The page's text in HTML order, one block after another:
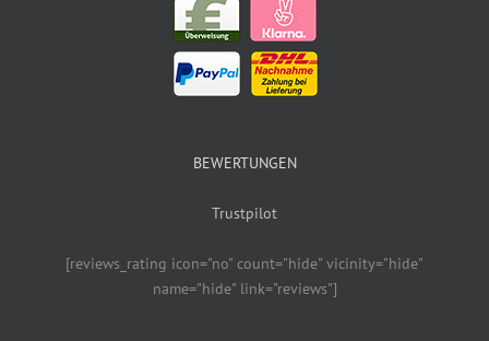
BEWERTUNGEN
Trustpilot
[reviews_rating icon="no" count="hide" vicinity="hide"
name="hide" link="reviews"]